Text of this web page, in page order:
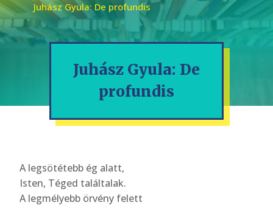
Juhász Gyula: De profundis
Juhász Gyula: De
profundis
A legsötétebb ég alatt,
Isten, Téged találtalak.
A legmélyebb örvény felett